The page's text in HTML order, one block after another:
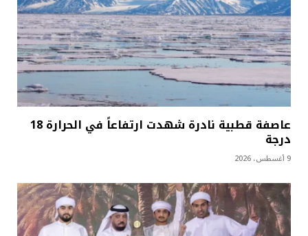
عاصفة قطبية نادرة شهدت ارتفاعاً في الحرارة 18
درجة
9 أغسطس، 2026